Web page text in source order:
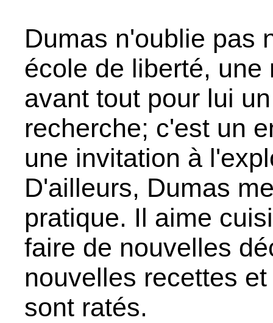
Dumas n'oublie pas
école de liberté,
avant tout pour lui
recherche; c'est un
une invitation à
D'ailleurs, Dumas
pratique. Il aime
faire de nouvelles
nouvelles recettes
sont ratés.